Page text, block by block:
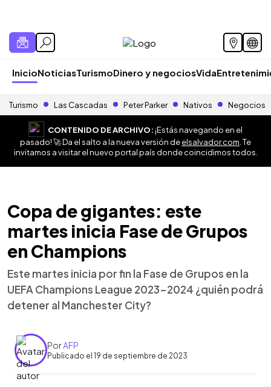
InicioNoticiasTurismoDinero y negociosVida
Turismo Las Cascadas Peter Parker Nativos Negocios
CONTENIDO DE ARCHIVO:¡Estás navegando en el
pasado! 🚀 Da el salto a la nueva versión deelsalvador.com . Te
invitamos a visitar el nuevo portal país donde coincidimos todos.
Copa de gigantes: este
martes inicia Fase de Grupos
en Champions
Este martes inicia por fin la Fase de Grupos en la
UEFA Champions League 2023-2024 ¿quién podrá
detener al Manchester City?
PorAFP
Publicado el 19 de septiembre de 2023